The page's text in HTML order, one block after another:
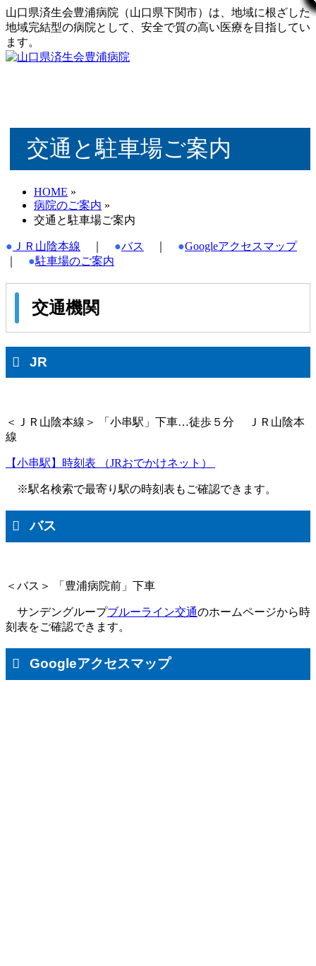
山口県済生会豊浦病院（山口県下関市）は、地域に根ざした
地域完結型の病院として、安全で質の高い医療を目指してい
ます。
交通と駐車場ご案内
HOME »
病院のご案内 »
交通と駐車場ご案内
● ＪＲ山陰本線 ●バス ●Googleアクセスマップ
●駐車場のご案内
交通機関
JR
＜ＪＲ山陰本線＞ 「小串駅」下車…徒歩５分 ＪＲ山陰本
線
【小串駅】時刻表 （JRおでかけネット）
※駅名検索で最寄り駅の時刻表もご確認できます。
バス
＜バス＞ 「豊浦病院前」下車
サンデングループブルーライン交通のホームページから時
刻表をご確認できます。
Googleアクセスマップ